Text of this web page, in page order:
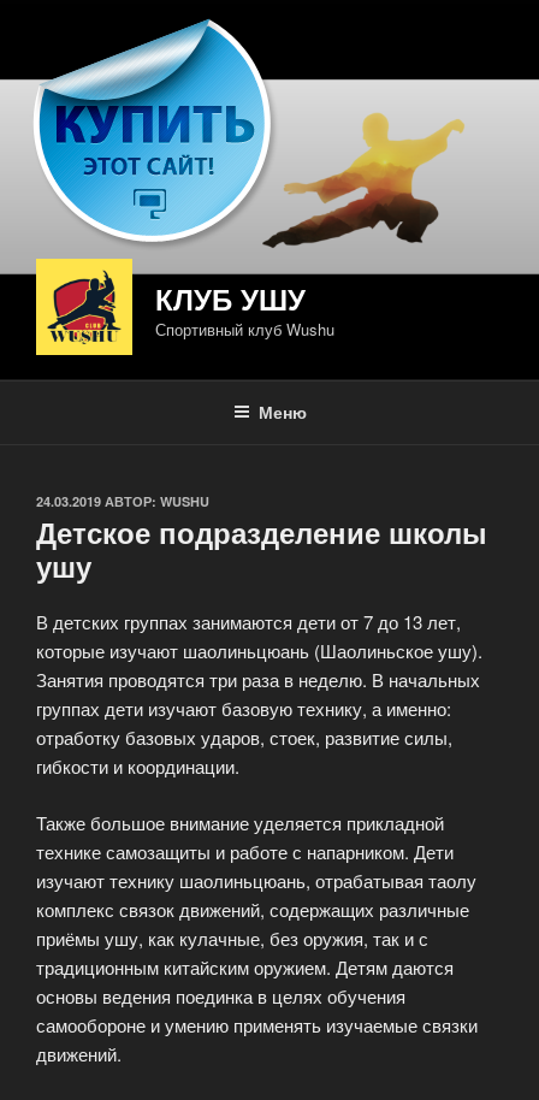
содержимому
КЛУБ УШУ
Спортивный клуб Wushu
Меню
ОПУБЛИКОВАНО
24.03.2019 АВТОР: WUSHU
Детское подразделение школы
ушу
В детских группах занимаются дети от 7 до 13 лет,
которые изучают шаолиньцюань (Шаолиньское ушу).
Занятия проводятся три раза в неделю. В начальных
группах дети изучают базовую технику, а именно:
отработку базовых ударов, стоек, развитие силы,
гибкости и координации.
Также большое внимание уделяется прикладной
технике самозащиты и работе с напарником. Дети
изучают технику шаолиньцюань, отрабатывая таолу
комплекс связок движений, содержащих различные
приёмы ушу, как кулачные, без оружия, так и с
традиционным китайским оружием. Детям даются
основы ведения поединка в целях обучения
самообороне и умению применять изучаемые связки
движений.